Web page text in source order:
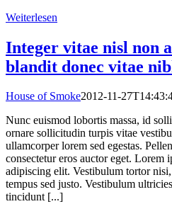
Weiterlesen
Integer vitae nisl non
blandit donec vitae
House of Smoke2012-11-
Nunc euismod lobortis massa, id
ornare sollicitudin turpis vitae
ullamcorper lorem sed egestas.
consectetur eros auctor eget. Lorem
adipiscing elit. Vestibulum tortor
tempus sed justo. Vestibulum
tincidunt [...]